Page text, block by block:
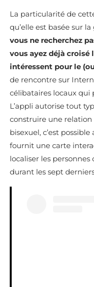
La particularité de
qu’elle est basée sur
vous ne recherchez
vous ayez déjà croisé
intéressent pour le
de rencontre sur
célibataires locaux qui
L’appli autorise tout
construire une relation
bisexuel, c’est
fournit une carte
localiser les
durant les sept